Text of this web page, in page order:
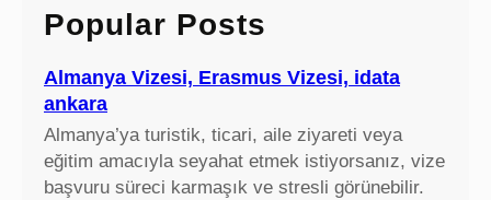
h
Popular Posts
Almanya Vizesi, Erasmus Vizesi, idata
ankara
Almanya’ya turistik, ticari, aile ziyareti veya
eğitim amacıyla seyahat etmek istiyorsanız, vize
başvuru süreci karmaşık ve stresli görünebilir.